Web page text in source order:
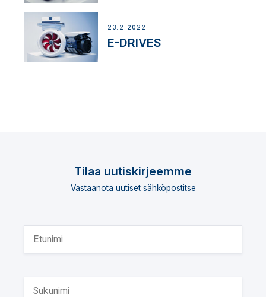
23.2.2022
E-DRIVES
Tilaa uutiskirjeemme
Vastaanota uutiset sähköpostitse